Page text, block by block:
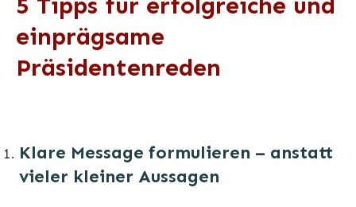
einprägsame
Präsidentenreden
Klare Message formulieren – anstatt
vieler kleiner Aussagen